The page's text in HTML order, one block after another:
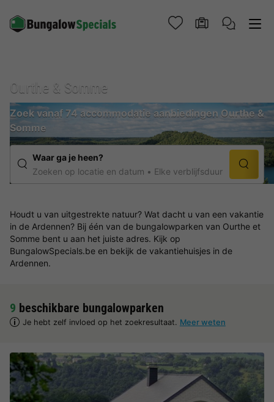
Ourthe & Somme
Zoek vanaf 74 accommodatie aanbiedingen Ourthe &
Somme
Waar ga je heen?
Zoeken op locatie en datum
Elke verblijfsduur
Houdt u van uitgestrekte natuur? Wat dacht u van een vakantie
in de Ardennen? Bij één van de bungalowparken van Ourthe et
Somme bent u aan het juiste adres. Kijk op
BungalowSpecials.be en bekijk de vakantiehuisjes in de
Ardennen.
9 beschikbare bungalowparken
Je hebt zelf invloed op het zoekresultaat. Meer weten